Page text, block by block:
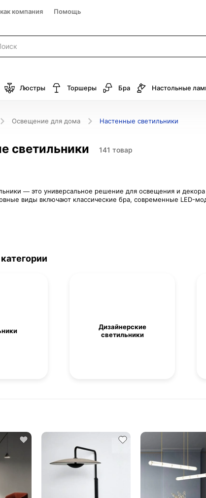
компания Помощь
Люстры Торшеры Бра Настольные
Освещение для дома Настенные светильники
светильники 141 товар
— это универсальное решение для освещения и
Дизайнерские
светильники